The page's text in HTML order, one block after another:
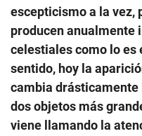
escepticismo a la vez,
producen anualmente
celestiales como lo es
sentido, hoy la
cambia drásticamente
dos objetos más
viene llamando la